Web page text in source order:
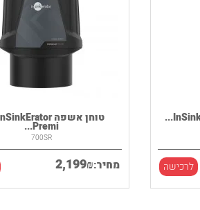
Premi...
700SR
מחיר: 2,199₪ לרכישה